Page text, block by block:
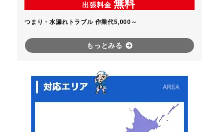
出張料金 無料
つまり・水漏れトラブル 作業代5,000～
もっとみる